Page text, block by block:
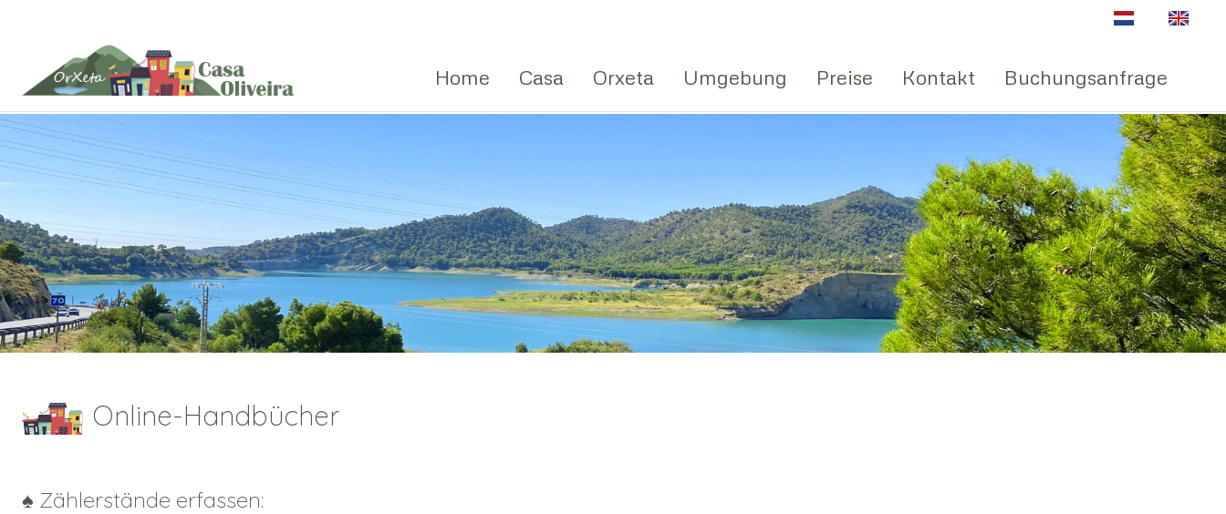
Sprache
Home Casa Orxeta Umgebung Preise Kontakt Buchungsanfrage
Online-Handbücher
♠ Zählerstände erfassen: